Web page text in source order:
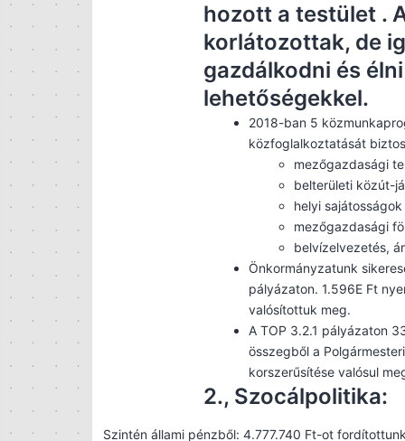
hozott a testület .
korlátozottak, de
gazdálkodni és
lehetőségekkel.
2018-ban 5
közfoglalkoztatását
mezőgazdasági
belterületi közút-
helyi
mezőgazdasági
belvízelvezetés,
Önkormányzatunk
pályázaton. 1.596E Ft
valósítottuk meg.
A TOP 3.2.1 pályázaton
összegből a
korszerűsítése valósul
2., Szocálpolitika:
Szintén állami pénzből: 4.777.740 Ft-ot